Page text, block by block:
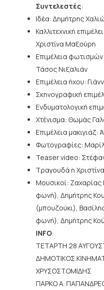
Συντελεστές:
Ιδέα: Δημήτρης
Καλλιτεχνική
Χριστίνα Μαξούρη
Επιμέλεια
Τάσος Νιξαλιάν
Επιμέλεια ήχου:
Σκηνογραφική
Ενδυματολογική
Χτένισμα: Θωμάς
Επιμέλεια μακιγιάζ:
Φωτογραφίες:
Teaser video:
Τραγουδά η
Μουσικοί: Ζαχαρίας
φωνή), Δημήτρης
(μπουζούκι),
φωνή), Δημήτρης
INFO:
ΤΕΤΑΡΤΗ 28
ΔΗΜΟΤΙΚΟΣ
ΧΡΥΣΟΣΤΟΜΙΔΗΣ
ΠΑΡΚΟ Α.